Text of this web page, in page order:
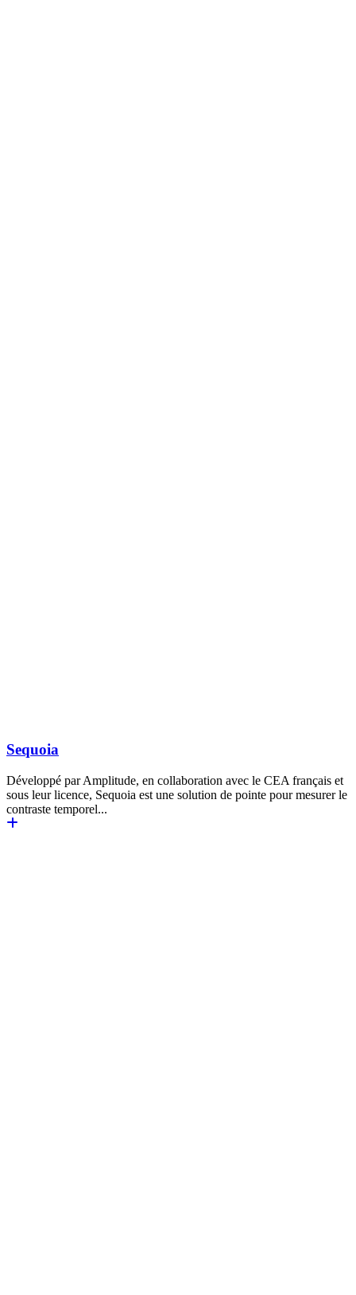
Sequoia
Développé par Amplitude, en collaboration avec le CEA français et
sous leur licence, Sequoia est une solution de pointe pour mesurer le
contraste temporel...